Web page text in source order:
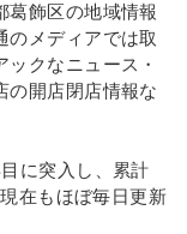
葛飾区の地域情報
のメディアでは取
ックなニュース・
の開店閉店情報な
に突入し、累計
在もほぼ毎日更新